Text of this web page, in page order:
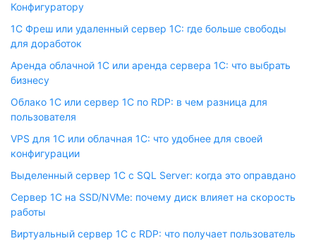
Конфигуратору
1С Фреш или удаленный сервер 1С: где больше свободы
для доработок
Аренда облачной 1С или аренда сервера 1С: что выбрать
бизнесу
Облако 1С или сервер 1С по RDP: в чем разница для
пользователя
VPS для 1С или облачная 1С: что удобнее для своей
конфигурации
Выделенный сервер 1С с SQL Server: когда это оправдано
Сервер 1С на SSD/NVMe: почему диск влияет на скорость
работы
Виртуальный сервер 1С с RDP: что получает пользователь